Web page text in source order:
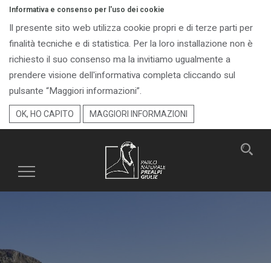
Informativa e consenso per l'uso dei cookie
Il presente sito web utilizza cookie propri e di terze parti per
finalità tecniche e di statistica. Per la loro installazione non è
richiesto il suo consenso ma la invitiamo ugualmente a
prendere visione dell'informativa completa cliccando sul
pulsante “Maggiori informazioni”.
OK, HO CAPITO MAGGIORI INFORMAZIONI
Toggle